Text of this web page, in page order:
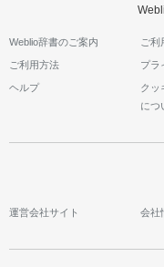
Weblio辞書のご案内 ご利
ご利用方法 プラ
ヘルプ
クッ
につ
運営会社サイト 会社